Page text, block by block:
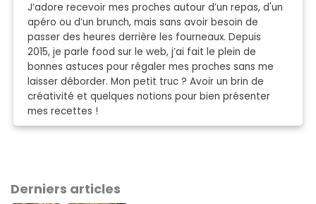
J’adore recevoir mes proches autour d’un repas, d'un
apéro ou d’un brunch, mais sans avoir besoin de
passer des heures derrière les fourneaux. Depuis
2015, je parle food sur le web, j’ai fait le plein de
bonnes astuces pour régaler mes proches sans me
laisser déborder. Mon petit truc ? Avoir un brin de
créativité et quelques notions pour bien présenter
mes recettes !
Derniers articles